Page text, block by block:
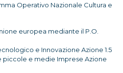
Operativo Nazionale Cultura e
europea mediante il P.O.
e Innovazione Azione 1.5
piccole e medie Imprese Azione